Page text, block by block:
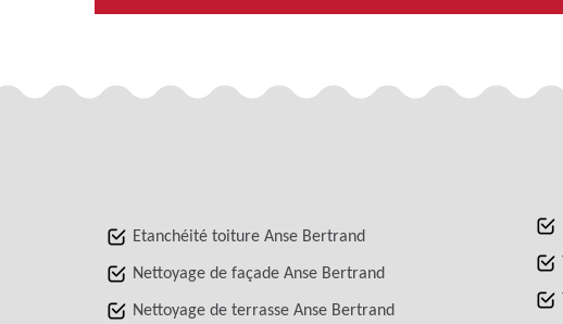
Etanchéité toiture Anse Bertrand
Nettoyage de façade Anse Bertrand
Nettoyage de terrasse Anse Bertrand